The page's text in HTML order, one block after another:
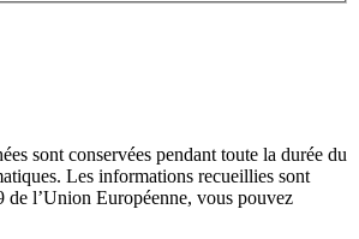
sont conservées pendant toute la durée du
Les informations recueillies sont
l’Union Européenne, vous pouvez